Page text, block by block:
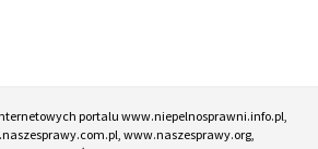
portalu www.niepelnosprawni.info.pl,
www.naszesprawy.org,